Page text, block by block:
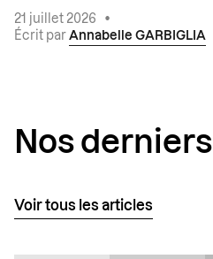
21 juillet 2026
•
Écrit par Annabelle GARBIGLIA
Nos derniers
Voir tous les articles